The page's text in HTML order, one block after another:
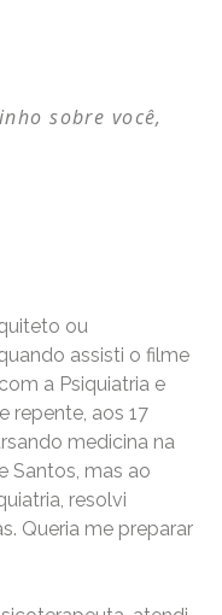
sobre você,
ou
assisti o filme
a Psiquiatria e
repente, aos 17
medicina na
Santos, mas ao
resolvi
Queria me preparar